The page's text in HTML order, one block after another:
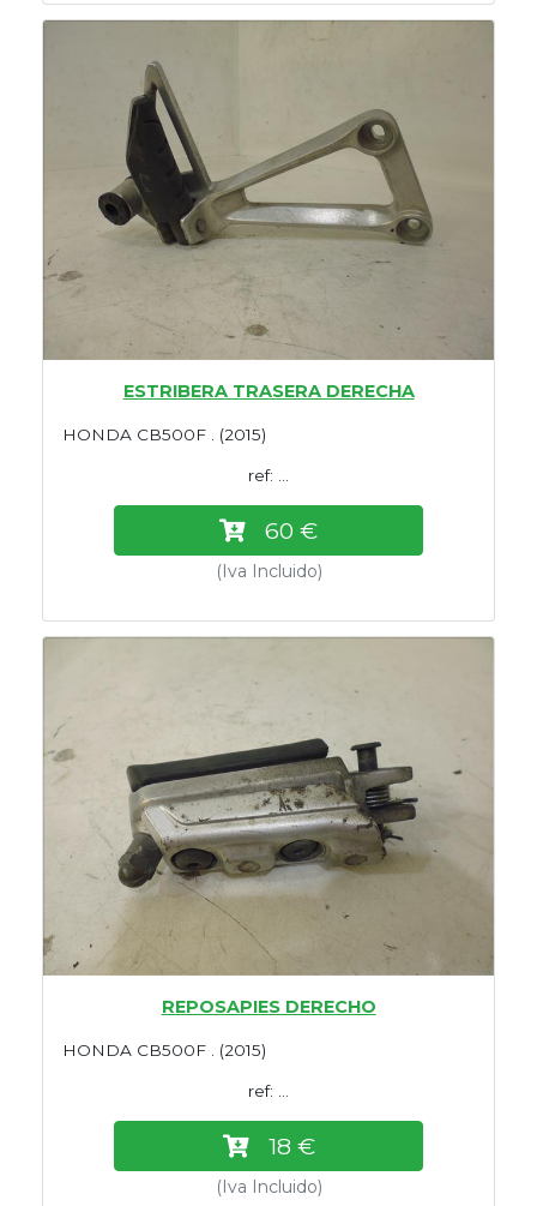
ESTRIBERA TRASERA DERECHA
HONDA CB500F . (2015)
ref: ...
60 €
(Iva Incluido)
REPOSAPIES DERECHO
HONDA CB500F . (2015)
ref: ...
18 €
(Iva Incluido)